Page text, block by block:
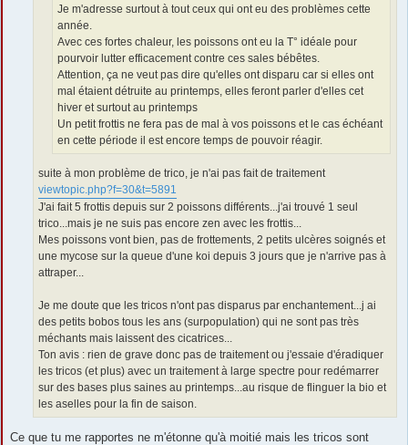
Je m'adresse surtout à tout ceux qui ont eu des problèmes cette
année.
Avec ces fortes chaleur, les poissons ont eu la T° idéale pour
pourvoir lutter efficacement contre ces sales bébêtes.
Attention, ça ne veut pas dire qu'elles ont disparu car si elles ont
mal étaient détruite au printemps, elles feront parler d'elles cet
hiver et surtout au printemps
Un petit frottis ne fera pas de mal à vos poissons et le cas échéant
en cette période il est encore temps de pouvoir réagir.
suite à mon problème de trico, je n'ai pas fait de traitement
viewtopic.php?f=30&t=5891
J'ai fait 5 frottis depuis sur 2 poissons différents...j'ai trouvé 1 seul
trico...mais je ne suis pas encore zen avec les frottis...
Mes poissons vont bien, pas de frottements, 2 petits ulcères soignés et
une mycose sur la queue d'une koi depuis 3 jours que je n'arrive pas à
attraper...
Je me doute que les tricos n'ont pas disparus par enchantement...j ai
des petits bobos tous les ans (surpopulation) qui ne sont pas très
méchants mais laissent des cicatrices...
Ton avis : rien de grave donc pas de traitement ou j'essaie d'éradiquer
les tricos (et plus) avec un traitement à large spectre pour redémarrer
sur des bases plus saines au printemps...au risque de flinguer la bio et
les aselles pour la fin de saison.
Ce que tu me rapportes ne m'étonne qu'à moitié mais les tricos sont